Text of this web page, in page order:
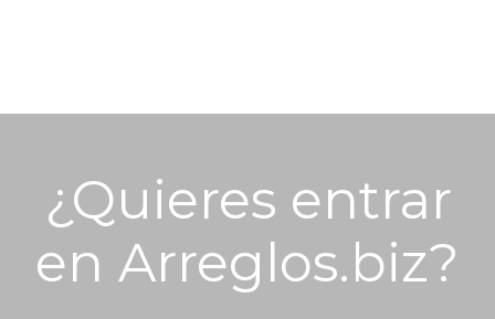
¿Quieres entrar
en Arreglos.biz?